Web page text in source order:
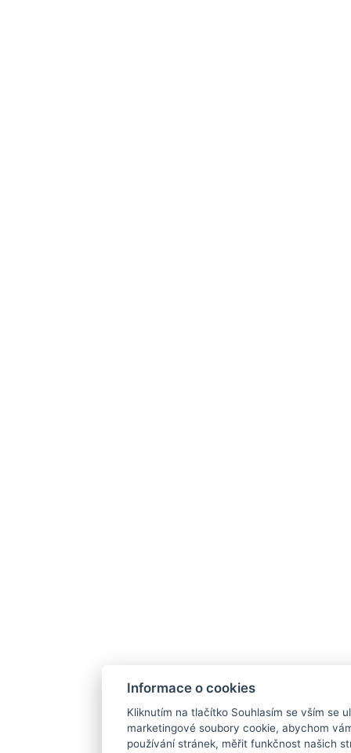
Informace o cookies
Kliknutím na tlačítko Souhlasím se vším se
marketingové soubory cookie, abychom
používání stránek, měřit funkčnost našich